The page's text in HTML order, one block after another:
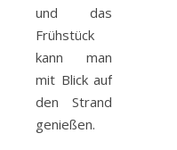
und das
Frühstück
kann man
mit Blick auf
den Strand
genießen.